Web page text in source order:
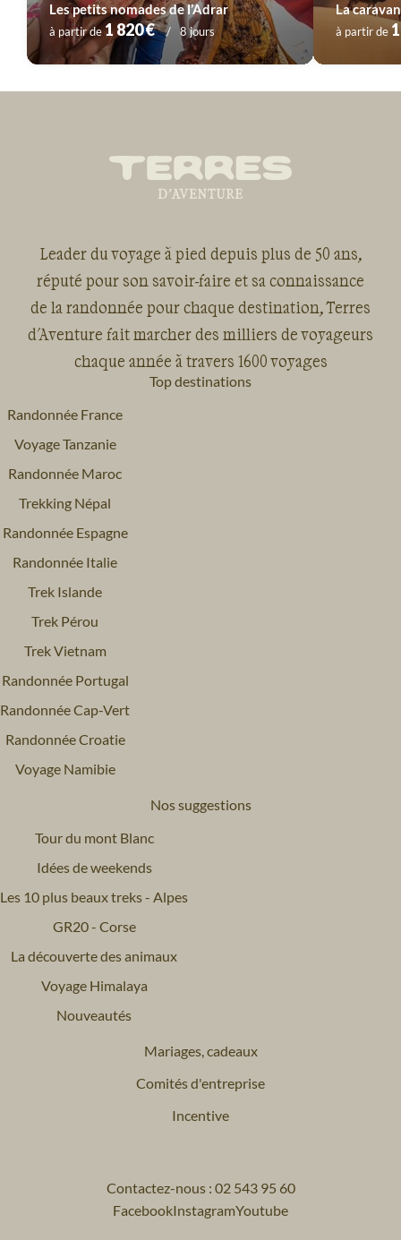
Les petits nomades de l’Adrar
à partir de1 820 € 8 jours à partir de
Leader du voyage à pied depuis plus de 50 ans,
réputé pour son savoir-faire et sa connaissance
de la randonnée pour chaque destination, Terres
d'Aventure fait marcher des milliers de voyageurs
chaque année à travers 1600 voyages
Top destinations
Randonnée France
Voyage Tanzanie
Randonnée Maroc
Trekking Népal
Randonnée Espagne
Randonnée Italie
Trek Islande
Trek Pérou
Trek Vietnam
Randonnée Portugal
Randonnée Cap-Vert
Randonnée Croatie
Voyage Namibie
Nos suggestions
Tour du mont Blanc
Idées de weekends
Les 10 plus beaux treks - Alpes
GR20 - Corse
La découverte des animaux
Voyage Himalaya
Nouveautés
Mariages, cadeaux
Comités d'entreprise
Incentive
Contactez-nous : 02 543 95 60
FacebookInstagramYoutube